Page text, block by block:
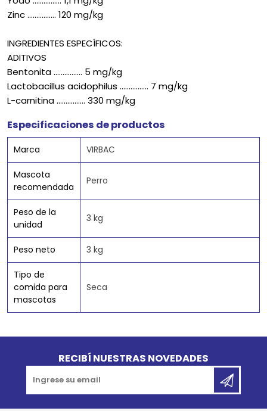
Zinc ................ 120 mg/kg
INGREDIENTES ESPECÍFICOS:
ADITIVOS
Bentonita ................ 5 mg/kg
Lactobacillus acidophilus ................ 7 mg/kg
L-carnitina ................ 330 mg/kg
Especificaciones de productos
Marca VIRBAC
Mascota
recomendada
Perro
Peso de la
unidad
3 kg
Peso neto 3 kg
Tipo de
comida para
mascotas
Seca
RECIBÍ NUESTRAS NOVEDADES